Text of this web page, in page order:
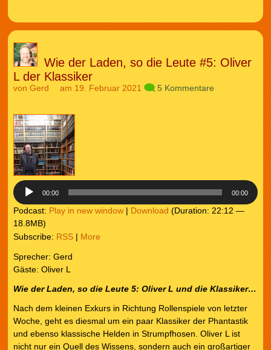
Wie der Laden, so die Leute #5: Oliver
L der Klassiker
von Gerd am 19. Februar 2021 5 Kommentare
00:00 00:00
Podcast: Play in new window| Download (Duration: 22:12 —
18.8MB)
Subscribe: RSS| More
Sprecher: Gerd
Gäste: Oliver L
Wie der Laden, so die Leute5: Oliver L und die Klassiker…
Nach dem kleinen Exkurs in Richtung Rollenspiele von letzter
Woche, geht es diesmal um ein paar Klassiker der Phantastik
und ebenso klassische Helden in Strumpfhosen. Oliver L ist
nicht nur ein Quell des Wissens, sondern auch ein großartiger